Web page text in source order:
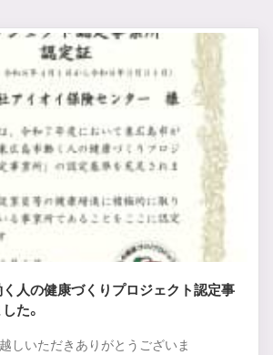
人の健康づくりプロジェクト認定事
た。
しいただきありがとうございま